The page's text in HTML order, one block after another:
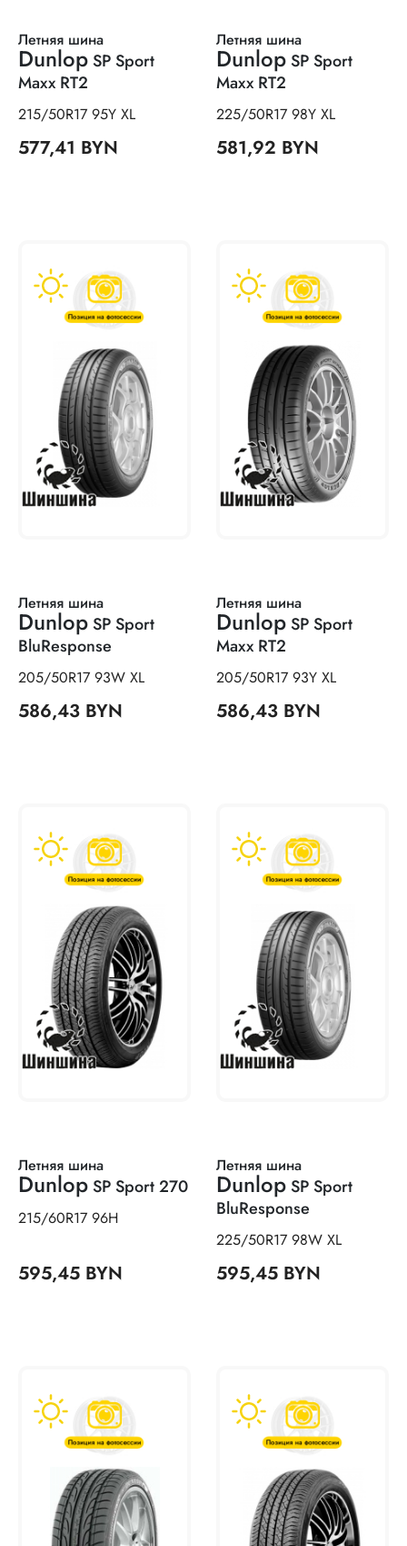
Летняя шина
DunlopSP Sport
Maxx RT2
215/50R17 95Y XL
577,41 BYN
Летняя шина
Dunlop SP Sport
Maxx RT2
225/50R17 98Y XL
581,92 BYN
Летняя шина
DunlopSP Sport
BluResponse
205/50R17 93W XL
586,43 BYN
Летняя шина
Dunlop SP Sport
Maxx RT2
205/50R17 93Y XL
586,43 BYN
Летняя шина
DunlopSP Sport 270
215/60R17 96H
595,45 BYN
Летняя шина
Dunlop SP Sport
BluResponse
225/50R17 98W XL
595,45 BYN